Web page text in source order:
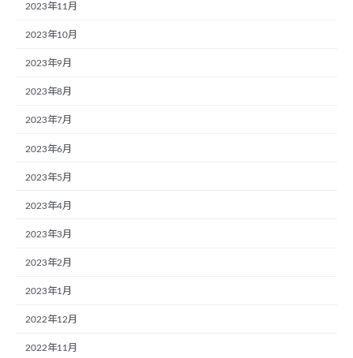
2023年11月
2023年10月
2023年9月
2023年8月
2023年7月
2023年6月
2023年5月
2023年4月
2023年3月
2023年2月
2023年1月
2022年12月
2022年11月